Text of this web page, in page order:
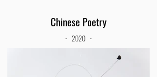
Chinese Poetry
- 2020 -